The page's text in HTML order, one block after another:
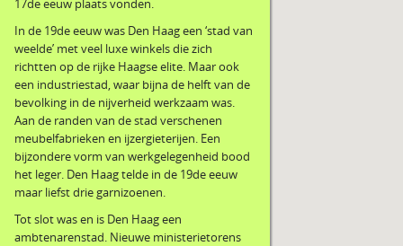
17de eeuw plaats vonden.
In de 19de eeuw was Den Haag een ‘stad van
weelde’ met veel luxe winkels die zich
richtten op de rijke Haagse elite. Maar ook
een industriestad, waar bijna de helft van de
bevolking in de nijverheid werkzaam was.
Aan de randen van de stad verschenen
meubelfabrieken en ijzergieterijen. Een
bijzondere vorm van werkgelegenheid bood
het leger. Den Haag telde in de 19de eeuw
maar liefst drie garnizoenen.
Tot slot was en is Den Haag een
ambtenarenstad. Nieuwe ministerietorens